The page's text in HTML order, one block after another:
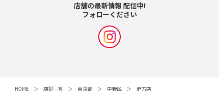
店舗の最新情報 配信中!
フォローください
HOME 店舗一覧 東京都 中野区 野方店